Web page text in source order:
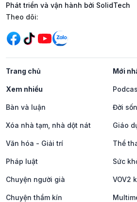
Phát triển và vận hành bởi SolidTech
Mạng xã hội
Theo dõi:
Trang chủ Mới
Xem nhiều
Bàn và luận Đời
Xóa nhà tạm, nhà dột nát Giáo
Văn hóa - Giải trí Thể
Pháp luật Sức
Chuyện người già VOV2
Chuyện thầm kín